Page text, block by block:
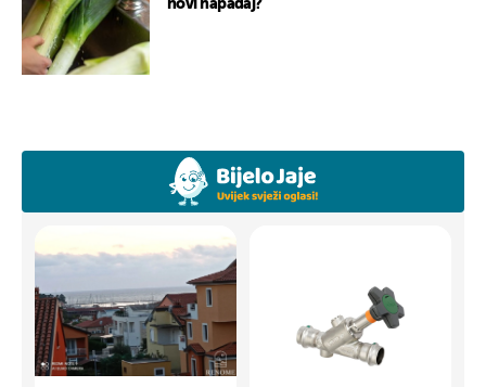
novi napadaj?